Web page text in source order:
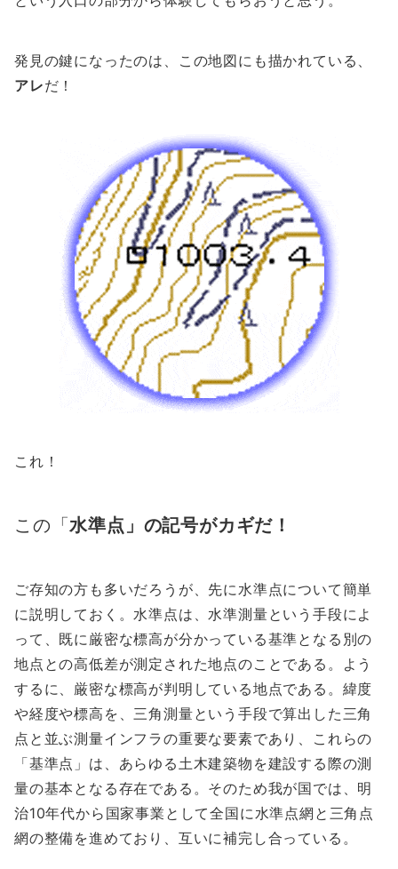
発見の鍵になったのは、この地図にも描かれている、
アレだ！
これ！
この「水準点」の記号がカギだ！
ご存知の方も多いだろうが、先に水準点について簡単
に説明しておく。水準点は、水準測量という手段によ
って、既に厳密な標高が分かっている基準となる別の
地点との高低差が測定された地点のことである。よう
するに、厳密な標高が判明している地点である。緯度
や経度や標高を、三角測量という手段で算出した三角
点と並ぶ測量インフラの重要な要素であり、これらの
「基準点」は、あらゆる土木建築物を建設する際の測
量の基本となる存在である。そのため我が国では、明
治10年代から国家事業として全国に水準点網と三角点
網の整備を進めており、互いに補完し合っている。